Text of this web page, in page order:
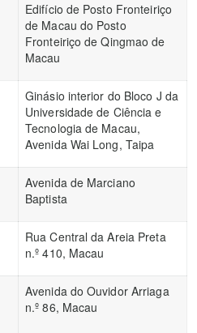
Edifício de Posto Fronteiriço
de Macau do Posto
Fronteiriço de Qingmao de
Macau
Ginásio interior do Bloco J da
Universidade de Ciência e
Tecnologia de Macau,
Avenida Wai Long, Taipa
Avenida de Marciano
Baptista
Rua Central da Areia Preta
n.º 410, Macau
Avenida do Ouvidor Arriaga
n.º 86, Macau